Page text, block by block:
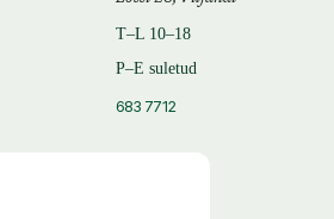
T–L 10–18
P–E suletud
683 7712